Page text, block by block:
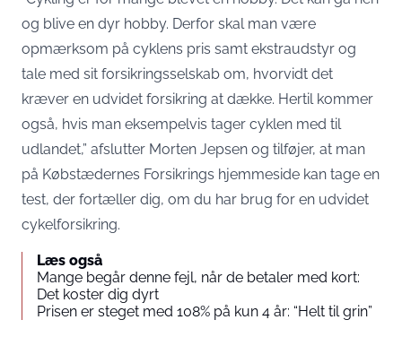
og blive en dyr hobby. Derfor skal man være
opmærksom på cyklens pris samt ekstraudstyr og
tale med sit forsikringsselskab om, hvorvidt det
kræver en udvidet forsikring at dække. Hertil kommer
også, hvis man eksempelvis tager cyklen med til
udlandet,” afslutter Morten Jepsen og tilføjer, at man
på Købstædernes Forsikrings hjemmeside kan tage en
test, der fortæller dig, om du har brug for en udvidet
cykelforsikring.
Læs også
Mange begår denne fejl, når de betaler med kort:
Det koster dig dyrt
Prisen er steget med 108% på kun 4 år: “Helt til grin”